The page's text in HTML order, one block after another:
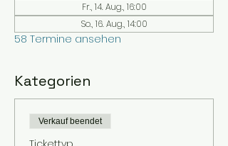
Fr., 14. Aug., 16:00
So., 16. Aug., 14:00
58 Termine ansehen
Kategorien
Verkauf beendet